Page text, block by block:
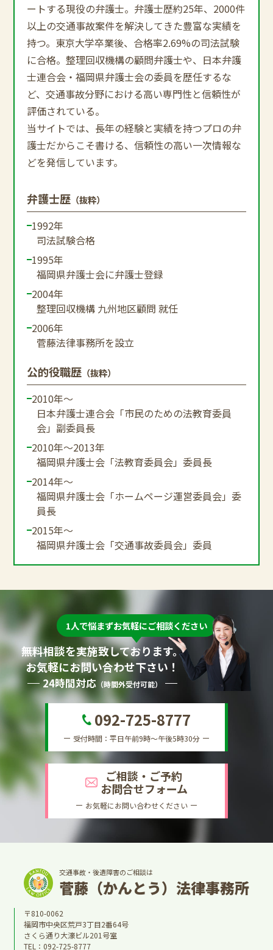
ートする現役の弁護士。弁護士歴約25年、2000件
以上の交通事故案件を解決してきた豊富な実績を
持つ。東京大学卒業後、合格率2.69%の司法試験
に合格。整理回収機構の顧問弁護士や、日本弁護
士連合会・福岡県弁護士会の委員を歴任するな
ど、交通事故分野における高い専門性と信頼性が
評価されている。
当サイトでは、長年の経験と実績を持つプロの弁
護士だからこそ書ける、信頼性の高い一次情報な
どを発信しています。
弁護士歴 （抜粋）
1992年
司法試験合格
1995年
福岡県弁護士会に弁護士登録
2004年
整理回収機構 九州地区顧問 就任
2006年
菅藤法律事務所を設立
公的役職歴 （抜粋）
2010年～
日本弁護士連合会「市民のための法教育委員
会」副委員長
2010年～2013年
福岡県弁護士会「法教育委員会」委員長
2014年～
福岡県弁護士会「ホームページ運営委員会」委
員長
2015年～
福岡県弁護士会「交通事故委員会」委員
1人で悩まずお気軽にご相談ください
無料相談を実施致しております。
お気軽にお問い合わせ下さい！
24時間対応（時間外受付可能）
092-725-8777
受付時間：平日午前9時～午後5時30分
ご相談・ご予約
お問合せフォーム
お気軽にお問い合わせください
交通事故・後遺障害のご相談は
菅藤（かんとう）法律事務所
〒810-0062
福岡市中央区荒戸3丁目2番64号
さくら通り大濠ビル201号室
TEL： 092-725-8777